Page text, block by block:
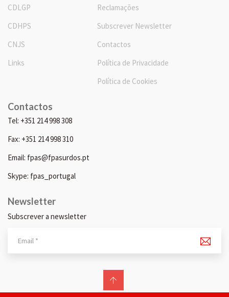
CDLGP
CDHPS
CNJS
Links
Reclamações
Subscrever Newsletter
Contactos
Política de Privacidade
Política de Cookies
Contactos
Tel: +351 214 998 308
Fax: +351 214 998 310
Email: fpas@fpasurdos.pt
Skype: fpas_portugal
Newsletter
Subscrever a newsletter